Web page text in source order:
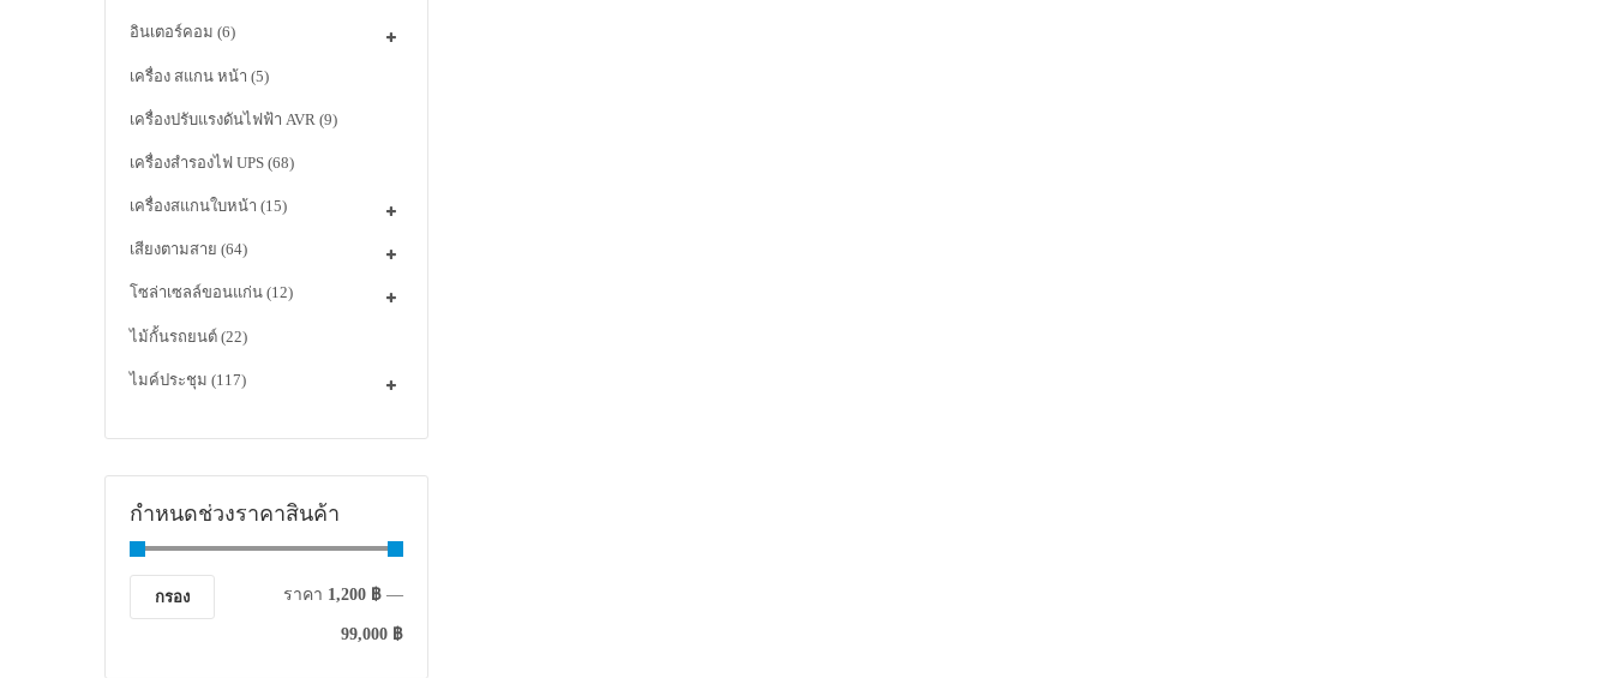
อินเตอร์คอม (6)
เครื่อง สแกน หน้า (5)
เครื่องปรับแรงดันไฟฟ้า AVR (9)
เครื่องสำรองไฟ UPS (68)
เครื่องสแกนใบหน้า (15)
เสียงตามสาย (64)
โซล่าเซลล์ขอนแก่น (12)
ไม้กั้นรถยนต์ (22)
ไมค์ประชุม (117)
กำหนดช่วงราคาสินค้า
กรอง ราคา 1,200 ฿ —
99,000 ฿